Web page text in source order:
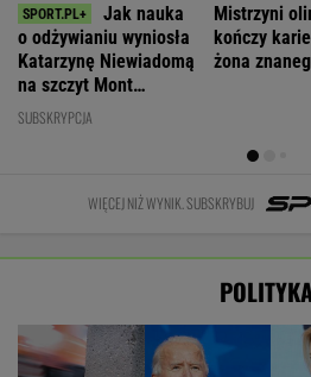
Jak nauka
o odżywianiu wyniosła
Katarzynę Niewiadomą
na szczyt Mont
Ventoux
SUBSKRYPCJA
Mistrzyni
kończy
żona
WIĘCEJ NIŻ WYNIK. SUBSKRYBUJ